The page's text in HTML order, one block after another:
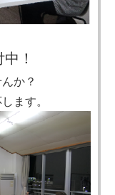
！
か？
ます。